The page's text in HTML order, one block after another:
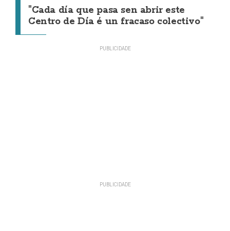
"Cada día que pasa sen abrir este
Centro de Día é un fracaso colectivo"